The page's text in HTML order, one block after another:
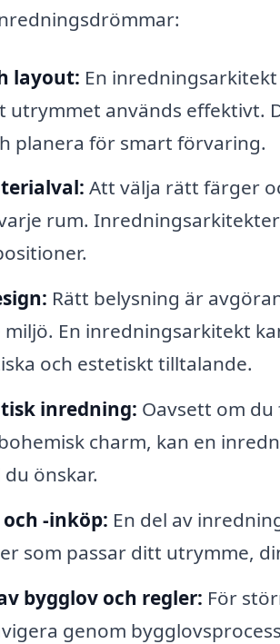
layout: En
utrymmet används effektivt.
planera för smart förvaring.
Att välja rätt färger
rum.
Rätt belysning är
En inredningsarkitekt
och estetiskt tilltalande.
inredning: Oavsett om
charm, kan en
önskar.
-inköp: En del av
som passar ditt utrymme,
bygglov och regler: För
genom